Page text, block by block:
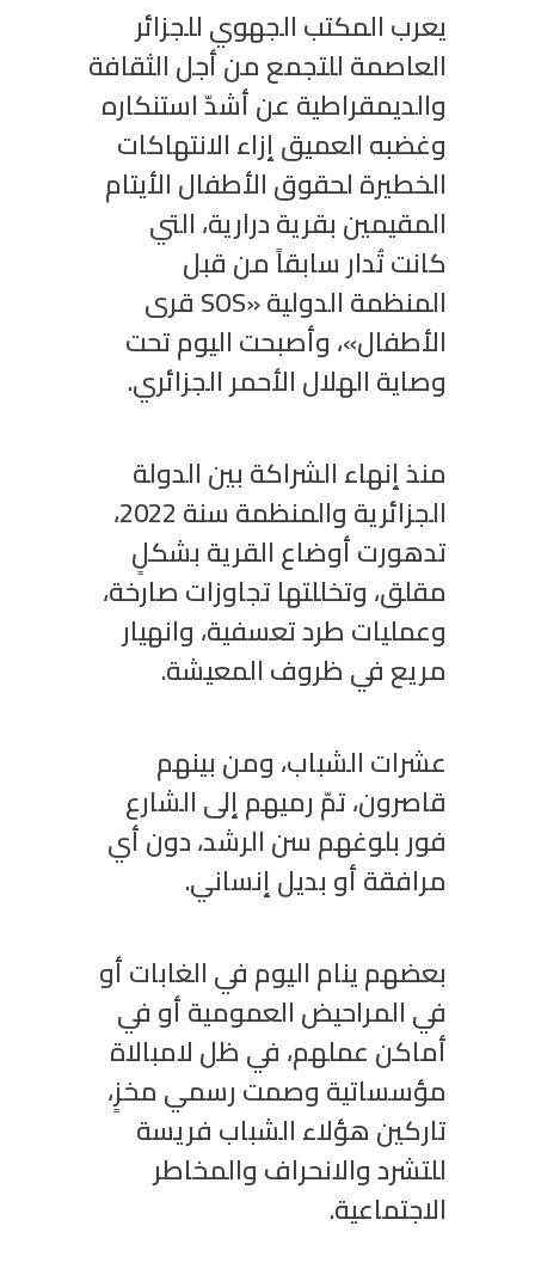
يعرب المكتب الجهوي للجزائر
العاصمة للتجمع من أجل الثقافة
والديمقراطية عن أشدّ استنكاره
وغضبه العميق إزاء الانتهاكات
الخطيرة لحقوق الأطفال الأيتام
المقيمين بقرية درارية، التي
كانت تُدار سابقاً من قبل
المنظمة الدولية «SOS قرى
الأطفال»، وأصبحت اليوم تحت
وصاية الهلال الأحمر الجزائري.
منذ إنهاء الشراكة بين الدولة
الجزائرية والمنظمة سنة 2202،
تدهورت أوضاع القرية بشكلٍ
مقلق، وتخللتها تجاوزات صارخة،
وعمليات طرد تعسفية، وانهيار
مريع في ظروف المعيشة.
عشرات الشباب، ومن بينهم
قاصرون، تمّ رميهم إلى الشارع
فور بلوغهم سن الرشد، دون أي
مرافقة أو بديل إنساني.
بعضهم ينام اليوم في الغابات أو
في المراحيض العمومية أو في
أماكن عملهم، في ظل لامبالاة
مؤسساتية وصمت رسمي مخزٍ،
تاركين هؤلاء الشباب فريسة
للتشرد والانحراف والمخاطر
الاجتماعية.